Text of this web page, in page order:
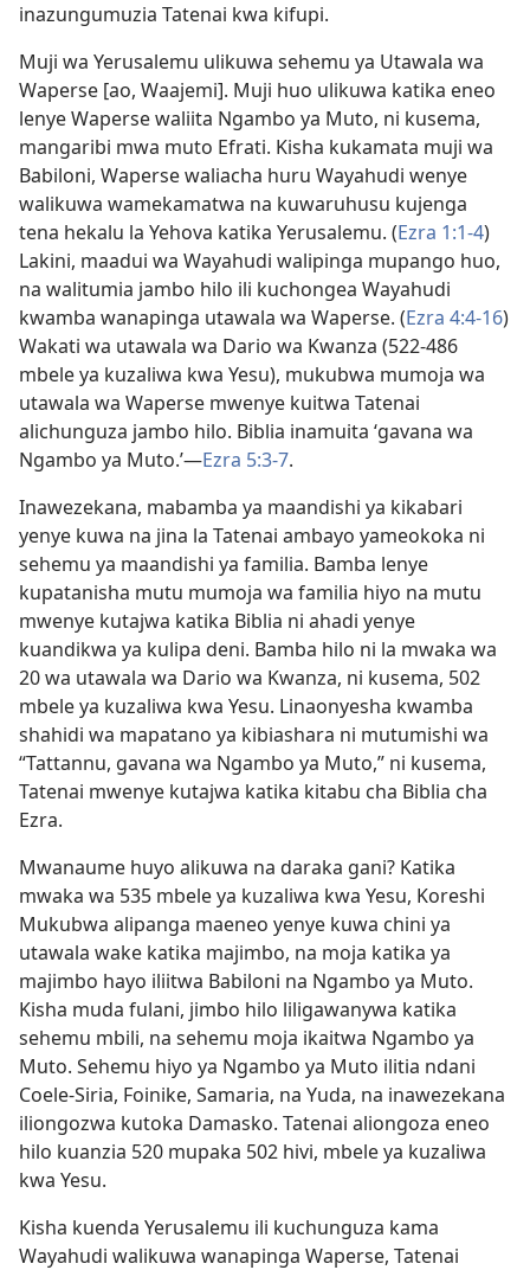
inazungumuzia Tatenai kwa kifupi.
Muji wa Yerusalemu ulikuwa sehemu ya Utawala wa
Waperse [ao, Waajemi]. Muji huo ulikuwa katika eneo
lenye Waperse waliita Ngambo ya Muto, ni kusema,
mangaribi mwa muto Efrati. Kisha kukamata muji wa
Babiloni, Waperse waliacha huru Wayahudi wenye
walikuwa wamekamatwa na kuwaruhusu kujenga
tena hekalu la Yehova katika Yerusalemu. (Ezra 1:1-4)
Lakini, maadui wa Wayahudi walipinga mupango huo,
na walitumia jambo hilo ili kuchongea Wayahudi
kwamba wanapinga utawala wa Waperse. (Ezra 4:4-16)
Wakati wa utawala wa Dario wa Kwanza (522-486
mbele ya kuzaliwa kwa Yesu), mukubwa mumoja wa
utawala wa Waperse mwenye kuitwa Tatenai
alichunguza jambo hilo. Biblia inamuita ‘gavana wa
Ngambo ya Muto.’​—Ezra 5:3-7.
Inawezekana, mabamba ya maandishi ya kikabari
yenye kuwa na jina la Tatenai ambayo yameokoka ni
sehemu ya maandishi ya familia. Bamba lenye
kupatanisha mutu mumoja wa familia hiyo na mutu
mwenye kutajwa katika Biblia ni ahadi yenye
kuandikwa ya kulipa deni. Bamba hilo ni la mwaka wa
20 wa utawala wa Dario wa Kwanza, ni kusema, 502
mbele ya kuzaliwa kwa Yesu. Linaonyesha kwamba
shahidi wa mapatano ya kibiashara ni mutumishi wa
“Tattannu, gavana wa Ngambo ya Muto,” ni kusema,
Tatenai mwenye kutajwa katika kitabu cha Biblia cha
Ezra.
Mwanaume huyo alikuwa na daraka gani? Katika
mwaka wa 535 mbele ya kuzaliwa kwa Yesu, Koreshi
Mukubwa alipanga maeneo yenye kuwa chini ya
utawala wake katika majimbo, na moja katika ya
majimbo hayo iliitwa Babiloni na Ngambo ya Muto.
Kisha muda fulani, jimbo hilo liligawanywa katika
sehemu mbili, na sehemu moja ikaitwa Ngambo ya
Muto. Sehemu hiyo ya Ngambo ya Muto ilitia ndani
Coele-Siria, Foinike, Samaria, na Yuda, na inawezekana
iliongozwa kutoka Damasko. Tatenai aliongoza eneo
hilo kuanzia 520 mupaka 502 hivi, mbele ya kuzaliwa
kwa Yesu.
Kisha kuenda Yerusalemu ili kuchunguza kama
Wayahudi walikuwa wanapinga Waperse, Tatenai